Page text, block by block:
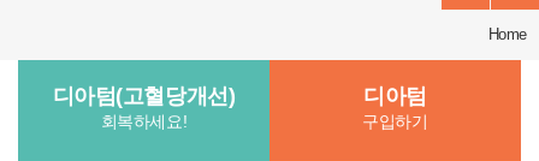
Home
디아텀(고혈당개선)
회복하세요!
디아텀
구입하기